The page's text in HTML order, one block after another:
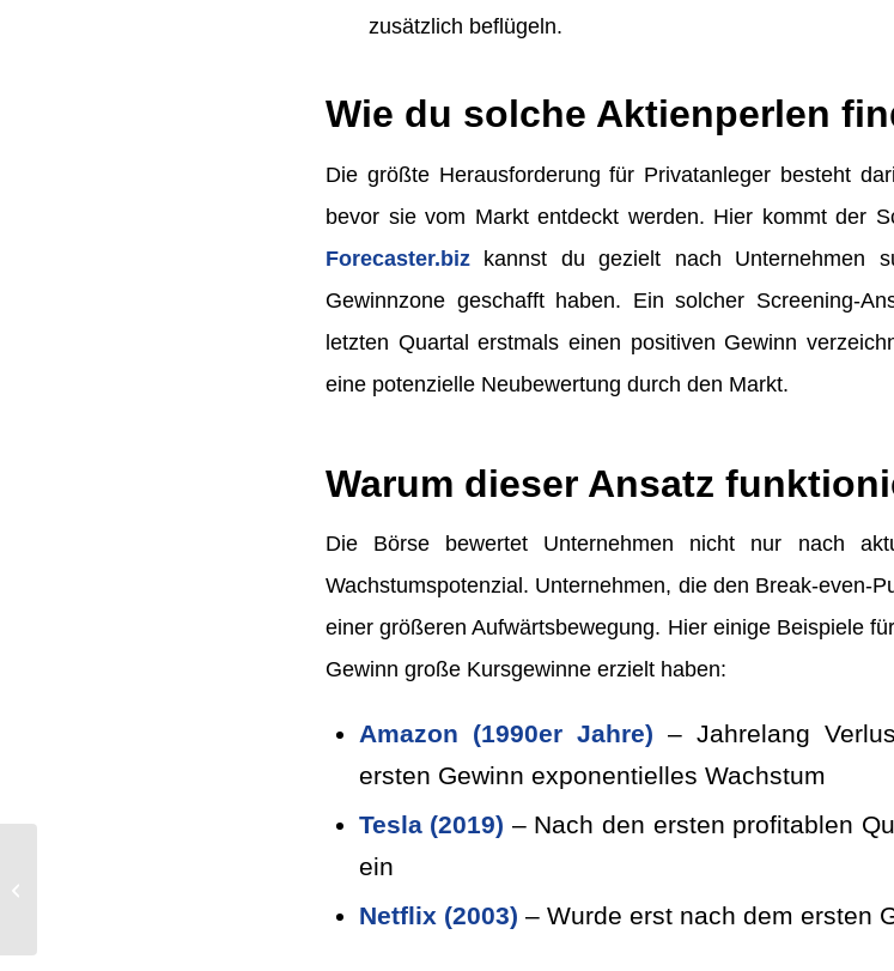
zusätzlich beflügeln.
Wie du solche Aktienperlen
Die größte Herausforderung für Privatanleger besteht
bevor sie vom Markt entdeckt werden. Hier kommt der
Forecaster.biz kannst du gezielt nach Unternehmen
Gewinnzone geschafft haben. Ein solcher Screening-
letzten Quartal erstmals einen positiven Gewinn
eine potenzielle Neubewertung durch den Markt.
Warum dieser Ansatz
Die Börse bewertet Unternehmen nicht nur nach
Wachstumspotenzial. Unternehmen, die den Break-even-
einer größeren Aufwärtsbewegung. Hier einige Beispiele
Gewinn große Kursgewinne erzielt haben:
Amazon (1990er Jahre) – Jahrelang
ersten Gewinn exponentielles Wachstum
Tesla (2019) – Nach den ersten profitablen
ein
Netflix (2003) – Wurde erst nach dem ersten